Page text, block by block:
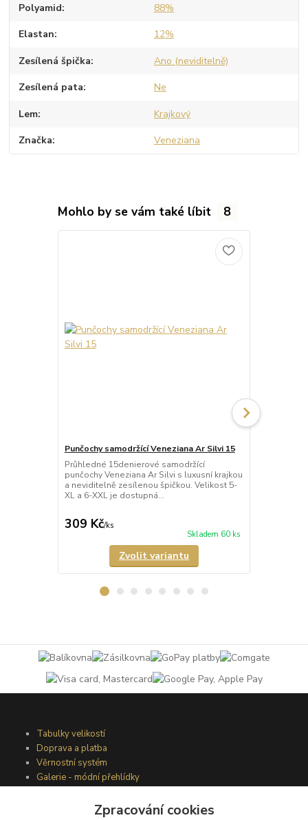
Polyamid 88%
Elastan 12%
Zesílená špička Ano (neviditelně)
Zesílená pata Ne
Lem Krajkový
Značka Veneziana
Mohlo by se vám také líbit 8
Punčochy samodržící Veneziana Ar Silvi 15
Průhledné 15denierové samodržící
punčochy Veneziana Ar Silvi s luxusní krajkou
a neviditelně zesílenou špičkou. Velikost 5-
XL a 6-XXL je dostupná...
309 Kč/ks
Skladem 60 ks
Zvolit variantu
Tabulky velikostí
Doprava a platba
Věrnostní systém
Galerie - módní přehlídky
Zpracování cookies